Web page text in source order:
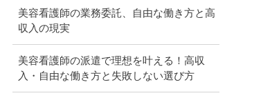
美容看護師の業務委託、自由な働き方と高
収入の現実
美容看護師の派遣で理想を叶える！高収
入・自由な働き方と失敗しない選び方